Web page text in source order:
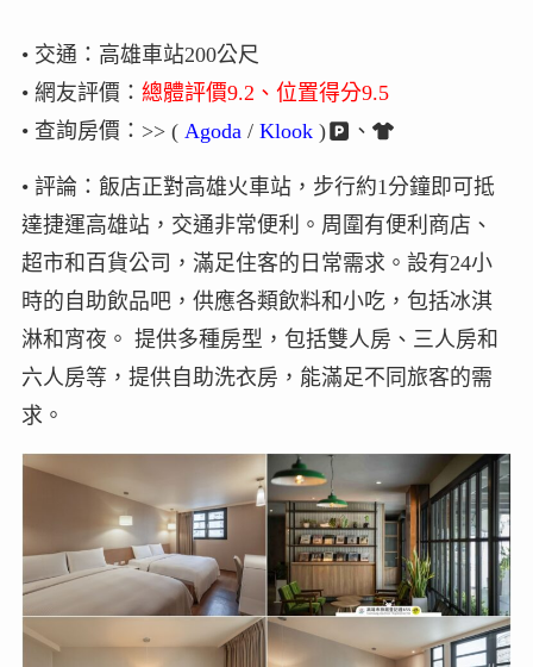
• 交通：高雄車站200公尺
• 網友評價： 總體評價9.2、位置得分9.5
• 查詢房價：>> ( Agoda/ Klook) 、
• 評論：飯店正對高雄火車站，步行約1分鐘即可抵
達捷運高雄站，交通非常便利。周圍有便利商店、
超市和百貨公司，滿足住客的日常需求。設有24小
時的自助飲品吧，供應各類飲料和小吃，包括冰淇
淋和宵夜。 提供多種房型，包括雙人房、三人房和
六人房等，提供自助洗衣房，能滿足不同旅客的需
求。